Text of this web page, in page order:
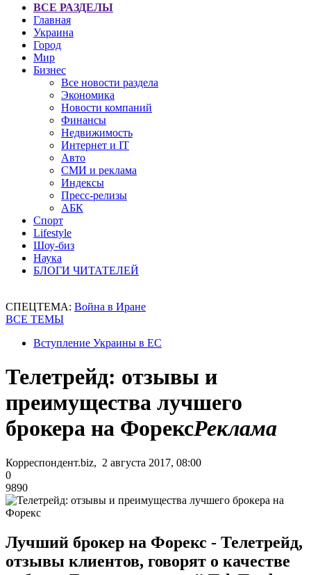
ВСЕ РАЗДЕЛЫ
Главная
Украина
Город
Мир
Бизнес
Все новости раздела
Экономика
Новости компаний
Финансы
Недвижимость
Интернет и IT
Авто
СМИ и реклама
Индексы
Пресс-релизы
АБК
Спорт
Lifestyle
Шоу-биз
Наука
БЛОГИ ЧИТАТЕЛЕЙ
СПЕЦТЕМА: Война в Иране
ВСЕ ТЕМЫ
Вступление Украины в ЕС
Телетрейд: отзывы и
преимущества лучшего
брокера на ФорексРеклама
Корреспондент.biz, 2 августа 2017, 08:00
0
9890
Лучший брокер на Форекс - Телетрейд,
отзывы клиентов, говорят о качестве